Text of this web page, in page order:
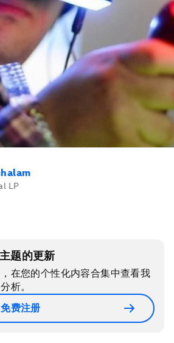
LP
题的更新
在您的个性化内容合集中查看我
析。
免费注册